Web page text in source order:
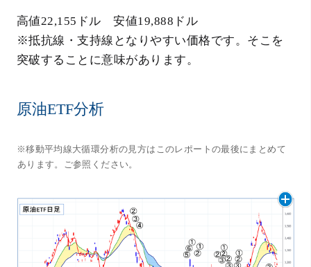
高値22,155ドル 安値19,888ドル
※抵抗線・支持線となりやすい価格です。そこを
突破することに意味があります。
原油ETF分析
※移動平均線大循環分析の見方はこのレポートの最後にまとめて
あります。ご参照ください。